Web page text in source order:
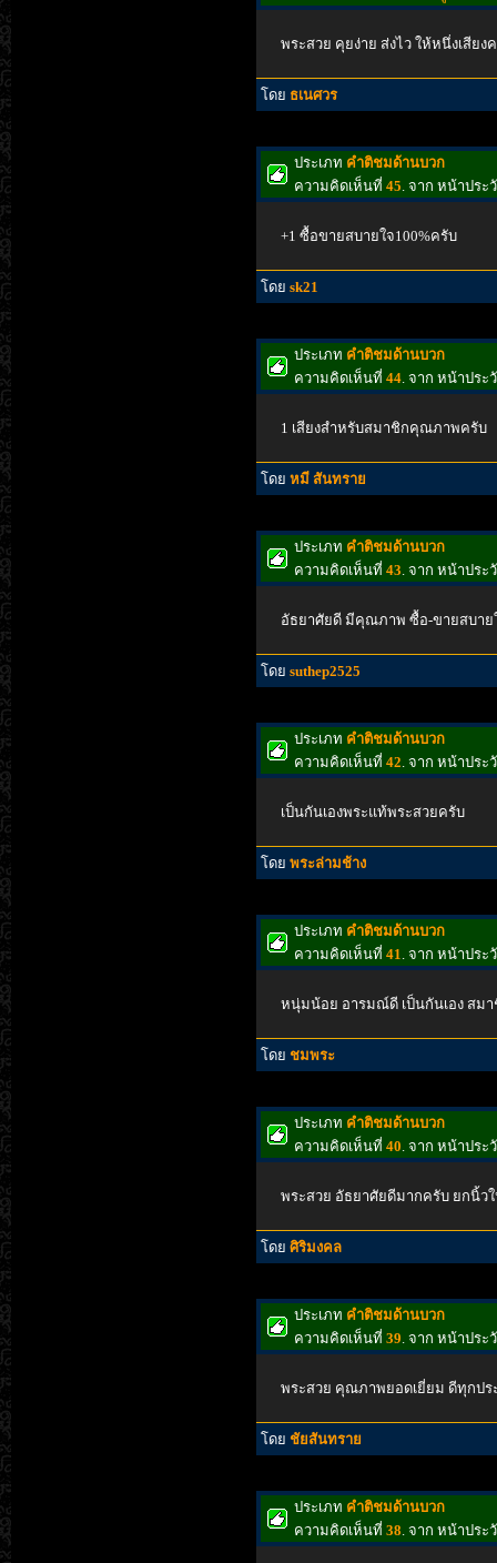
พระสวย คุยง่าย ส่งไว ให้หนึ่งเสียง
โดย ธเนศวร
ประเภท คำติชมด้านบวก
ความคิดเห็นที่ 45. จาก หน้าประ
+1 ซื้อขายสบายใจ100%ครับ
โดย sk21
ประเภท คำติชมด้านบวก
ความคิดเห็นที่ 44. จาก หน้าประ
1 เสียงสำหรับสมาชิกคุณภาพครับ
โดย หมี สันทราย
ประเภท คำติชมด้านบวก
ความคิดเห็นที่ 43. จาก หน้าประ
อัธยาศัยดี มีคุณภาพ ซื้อ-ขายสบาย
โดย suthep2525
ประเภท คำติชมด้านบวก
ความคิดเห็นที่ 42. จาก หน้าประ
เป็นกันเองพระแท้พระสวยครับ
โดย พระล่ามช้าง
ประเภท คำติชมด้านบวก
ความคิดเห็นที่ 41. จาก หน้าประ
หนุ่มน้อย อารมณ์ดี เป็นกันเอง สม
โดย ชมพระ
ประเภท คำติชมด้านบวก
ความคิดเห็นที่ 40. จาก หน้าประ
พระสวย อัธยาศัยดีมากครับ ยกนิ้ว
โดย ศิริมงคล
ประเภท คำติชมด้านบวก
ความคิดเห็นที่ 39. จาก หน้าประ
พระสวย คุณภาพยอดเยี่ยม ดีทุกปร
โดย ชัยสันทราย
ประเภท คำติชมด้านบวก
ความคิดเห็นที่ 38. จาก หน้าประ